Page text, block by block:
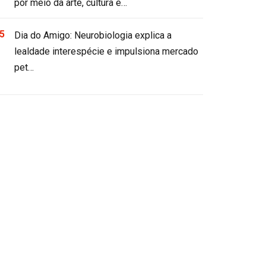
por meio da arte, cultura e…
Dia do Amigo: Neurobiologia explica a
lealdade interespécie e impulsiona mercado
pet…